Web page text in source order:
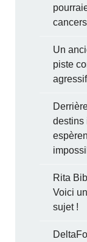
Un
piste
destins
Rita
Voici
sujet !